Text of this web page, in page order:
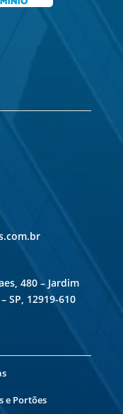
480 – Jardim
SP, 12919-610
e Portões